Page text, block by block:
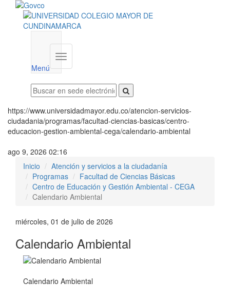
Menú
Menú
institucional
https://www.universidadmayor.edu.co/atencion-servicios-
ciudadania/programas/facultad-ciencias-basicas/centro-
educacion-gestion-ambiental-cega/calendario-ambiental
ago 9, 2026 02:16
Inicio
Atención y servicios a la ciudadanía
Programas
Facultad de Ciencias Básicas
Centro de Educación y Gestión Ambiental - CEGA
Calendario Ambiental
miércoles, 01 de julio de 2026
Calendario Ambiental
Calendario Ambiental